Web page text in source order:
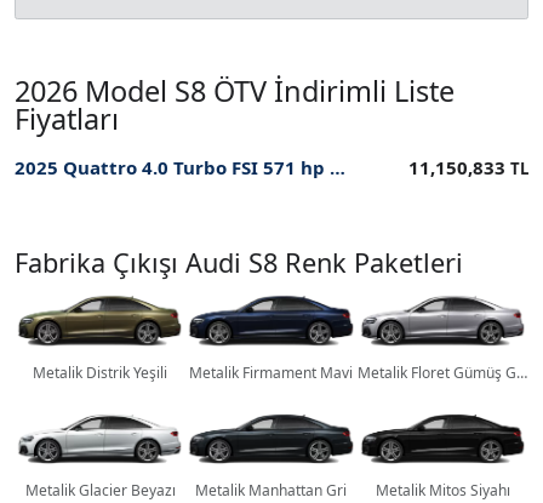
2026 Model S8 ÖTV İndirimli Liste
Fiyatları
2025 Quattro 4.0 Turbo FSI 571 hp Tiptronic PI ÖTV İndirimli Fiyatı 11,150,833 TL
Fabrika Çıkışı Audi S8 Renk Paketleri
Metalik Distrik Yeşili Metalik Firmament Mavi Metalik Floret Gümüş Grisi
Metalik Glacier Beyazı Metalik Manhattan Gri Metalik Mitos Siyahı